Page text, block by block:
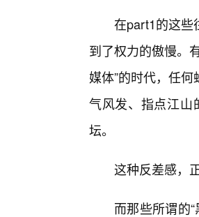
在part1的这些
到了权力的傲慢。
媒体”的时代，任
气风发、指点江山
坛。
这种反差感，
而那些所谓的